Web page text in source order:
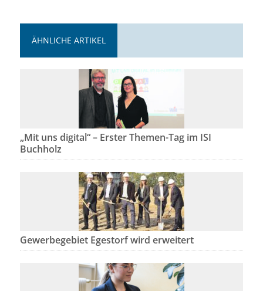
ÄHNLICHE ARTIKEL
„Mit uns digital“ – Erster Themen-Tag im ISI
Buchholz
Gewerbegebiet Egestorf wird erweitert